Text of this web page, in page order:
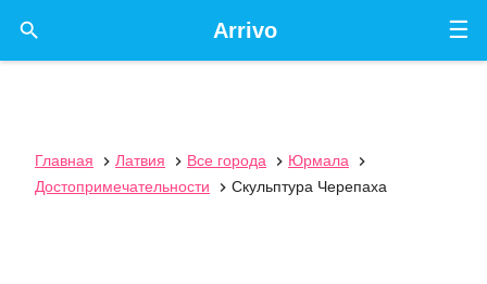
☰
Arrivo

Главная  Латвия  Все города  Юрмала

Достопримечательности
 Скульптура Черепаха